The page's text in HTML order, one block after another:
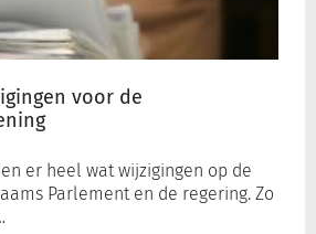
voor de
er heel wat wijzigingen op de
Parlement en de regering. Zo